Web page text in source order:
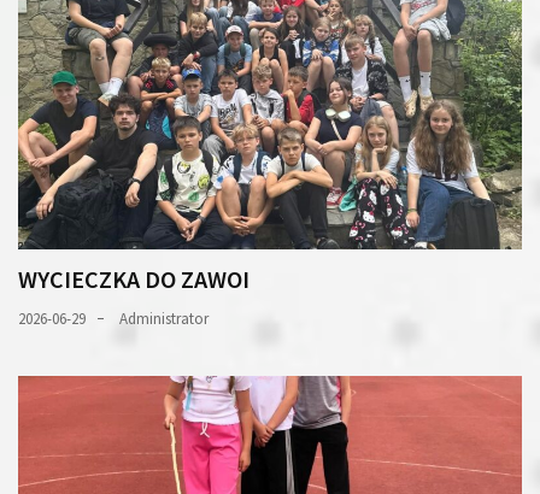
WYCIECZKA DO ZAWOI
2026-06-29 Administrator